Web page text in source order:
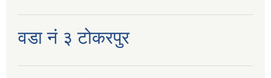
वडा नं ३ टोकरपुर